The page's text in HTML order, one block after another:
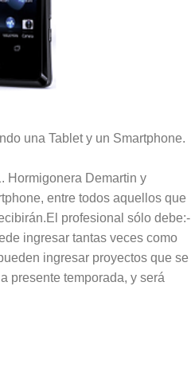
una Tablet y un Smartphone.
Hormigonera Demartin y
entre todos aquellos que
profesional sólo debe:-
ingresar tantas veces como
ingresar proyectos que se
presente temporada, y será